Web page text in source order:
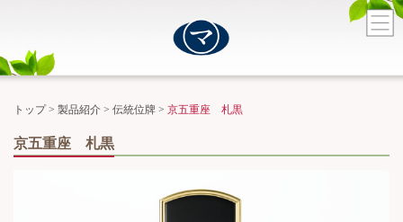
トップ> 製品紹介 > 伝統位牌 > 京五重座 札黒
京五重座 札黒